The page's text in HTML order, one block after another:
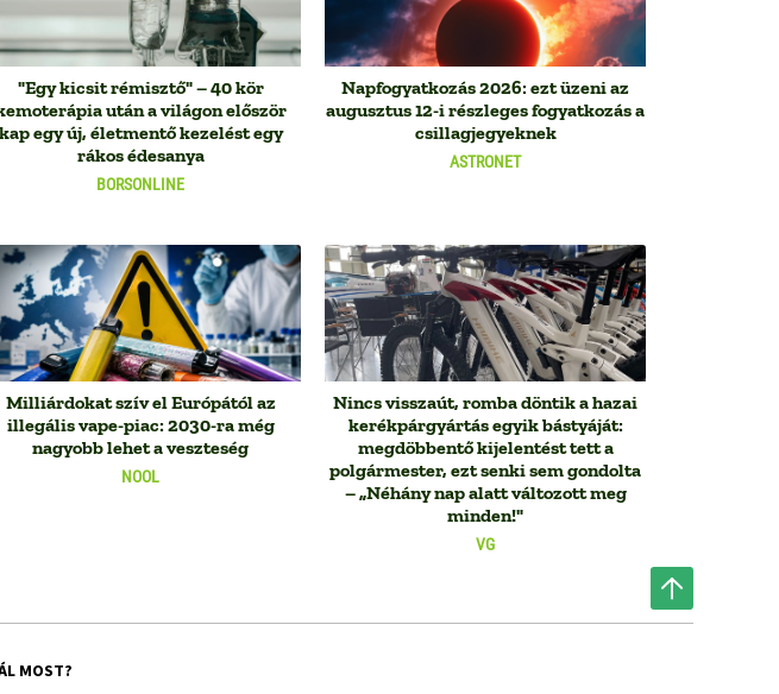
BORSONLINE
"Egy kicsit rémisztő" – 40 kör
után a világon először
kap egy új, életmentő kezelést egy
rákos édesanya
ASTRONET
Napfogyatkozás 2026: ezt üzeni az
augusztus 12-i részleges fogyatkozás a
csillagjegyeknek
NOOL
Milliárdokat szív el Európától az
illegális vape-piac: 2030-ra még
nagyobb lehet a veszteség
VG
Nincs visszaút, romba döntik a hazai
kerékpárgyártás egyik bástyáját:
megdöbbentő kijelentést tett a
polgármester, ezt senki sem gondolta
– „Néhány nap alatt változott meg
minden!"
MOST?